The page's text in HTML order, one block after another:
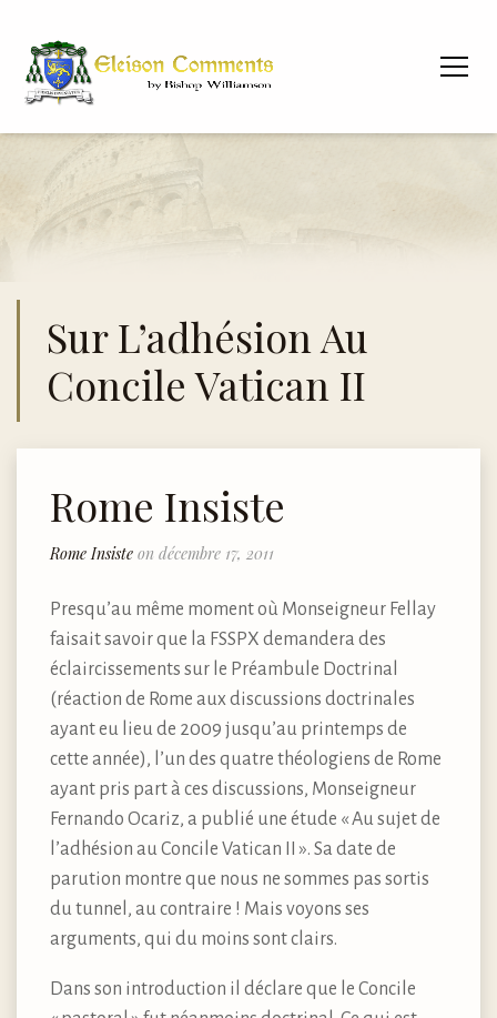
Sur L’adhésion Au
Concile Vatican II
Rome Insiste
Rome Insiste on décembre 17, 2011
Presqu’au même moment où Monseigneur Fellay
faisait savoir que la FSSPX demandera des
éclaircissements sur le Préambule Doctrinal
(réaction de Rome aux discussions doctrinales
ayant eu lieu de 2009 jusqu’au printemps de
cette année), l’un des quatre théologiens de Rome
ayant pris part à ces discussions, Monseigneur
Fernando Ocariz, a publié une étude « Au sujet de
l’adhésion au Concile Vatican II ». Sa date de
parution montre que nous ne sommes pas sortis
du tunnel, au contraire ! Mais voyons ses
arguments, qui du moins sont clairs.
Dans son introduction il déclare que le Concile